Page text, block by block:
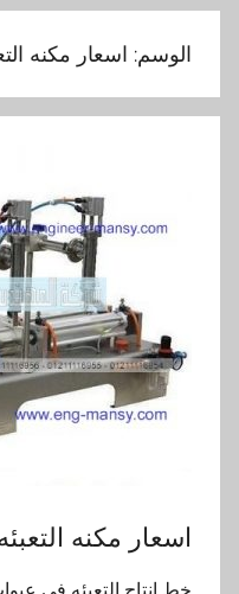
الوسم: اسعار مكنه
اسعار مكنه